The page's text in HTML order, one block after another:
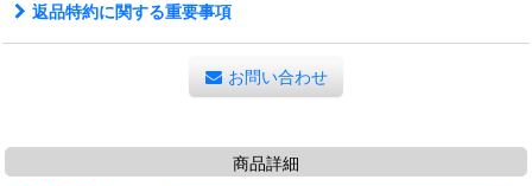
返品特約に関する重要事項
お問い合わせ
商品詳細